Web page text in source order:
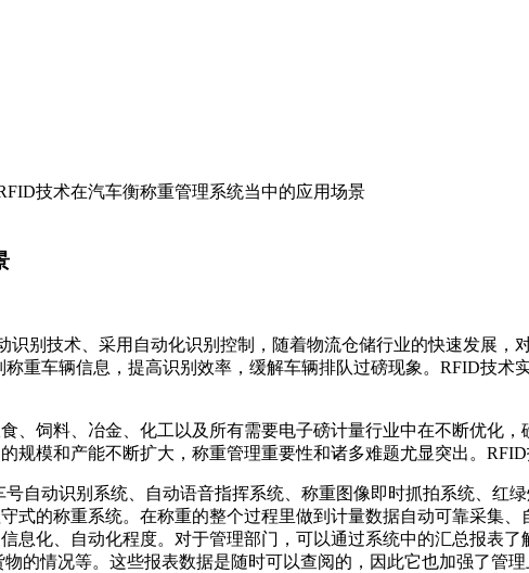
技术在汽车衡称重管理系统当中的应用场景
识别技术、采用自动化识别控制，随着物流仓储行业的快速发展
重车辆信息，提高识别效率，缓解车辆排队过磅现象。RFID技
饲料、冶金、化工以及所有需要电子磅计量行业中在不断优化，
规模和产能不断扩大，称重管理重要性和诸多难题尤显突出。RFID
动识别系统、自动语音指挥系统、称重图像即时抓拍系统、红
式的称重系统。在称重的整个过程里做到计量数据自动可靠采集
息化、自动化程度。对于管理部门，可以通过系统中的汇总报表
的情况等。这些报表数据是随时可以查阅的，因此它也加强了管